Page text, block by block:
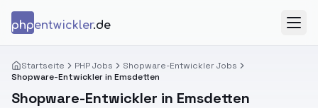
phpentwickler.de
Startseite PHP Jobs
Shopware-Entwickler Jobs
Shopware-Entwickler in Emsdetten
Shopware-Entwickler in Emsdetten